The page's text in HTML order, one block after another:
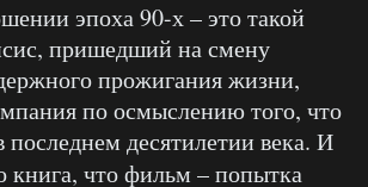
эпоха 90-х – это такой
пришедший на смену
прожигания жизни,
по осмыслению того, что
последнем десятилетии века. И
книга, что фильм – попытка